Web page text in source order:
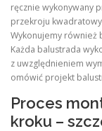
ręcznie wykonywany
przekroju
Wykonujemy również
Każda balustrada
z uwzględnieniem
omówić projekt
Proces
kroku –